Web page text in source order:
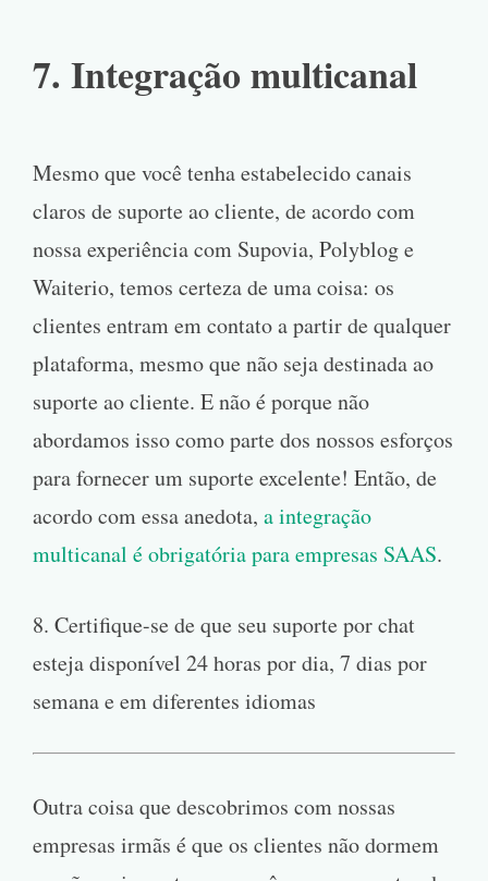
7. Integração multicanal
Mesmo que você tenha estabelecido canais
claros de suporte ao cliente, de acordo com
nossa experiência com Supovia, Polyblog e
Waiterio, temos certeza de uma coisa: os
clientes entram em contato a partir de qualquer
plataforma, mesmo que não seja destinada ao
suporte ao cliente. E não é porque não
abordamos isso como parte dos nossos esforços
para fornecer um suporte excelente! Então, de
acordo com essa anedota, a integração
multicanal é obrigatória para empresas SAAS.
8. Certifique-se de que seu suporte por chat
esteja disponível 24 horas por dia, 7 dias por
semana e em diferentes idiomas
Outra coisa que descobrimos com nossas
empresas irmãs é que os clientes não dormem